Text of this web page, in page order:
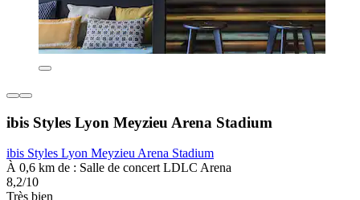
ibis Styles Lyon Meyzieu Arena Stadium
ibis Styles Lyon Meyzieu Arena Stadium
À 0,6 km de : Salle de concert LDLC Arena
8,2/10
Très bien